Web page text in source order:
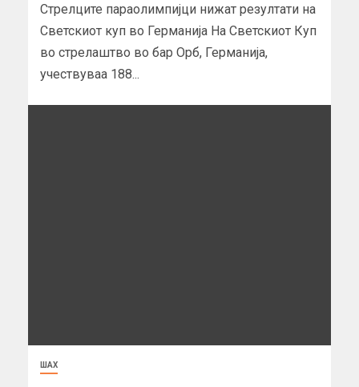
Стрелците параолимпијци нижат резултати на
Светскиот куп во Германија На Светскиот Куп
во стрелаштво во бар Орб, Германија,
учествуваа 188...
ШАХ